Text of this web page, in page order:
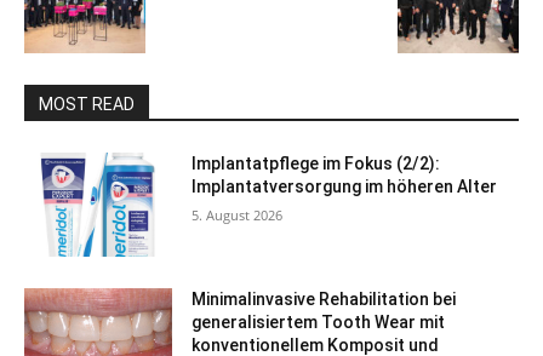
MOST READ
Implantatpflege im Fokus (2/2):
Implantatversorgung im höheren Alter
5. August 2026
Minimalinvasive Rehabilitation bei
generalisiertem Tooth Wear mit
konventionellem Komposit und